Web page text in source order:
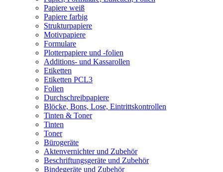
Papiere weiß
Papiere farbig
Strukturpapiere
Motivpapiere
Formulare
Plotterpapiere und -folien
Additions- und Kassarollen
Etiketten
Etiketten PCL3
Folien
Durchschreibpapiere
Blöcke, Bons, Lose, Eintrittskontrollen
Tinten & Toner
Tinten
Toner
Bürogeräte
Aktenvernichter und Zubehör
Beschriftungsgeräte und Zubehör
Bindegeräte und Zubehör